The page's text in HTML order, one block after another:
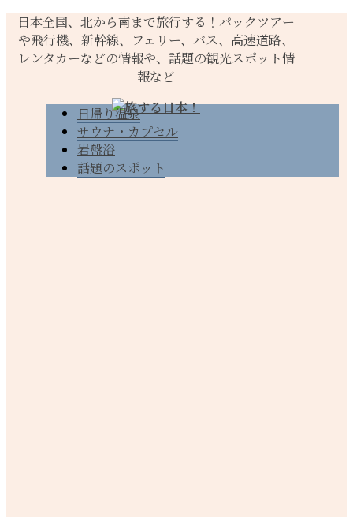
日本全国、北から南まで旅行する！パックツアー
や飛行機、新幹線、フェリー、バス、高速道路、
レンタカーなどの情報や、話題の観光スポット情
報など
日帰り温泉
サウナ・カプセル
岩盤浴
話題のスポット